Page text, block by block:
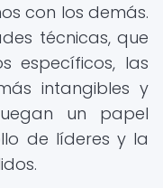
con los demás.
técnicas, que
específicos, las
intangibles y
un papel
de líderes y la